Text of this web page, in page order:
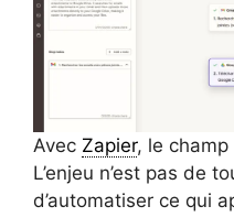
Avec Zapier, le
L’enjeu n’est pas de
d’automatiser ce qui